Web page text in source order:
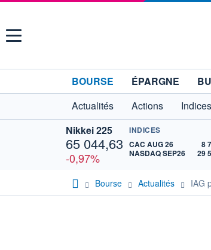
Menu
BOURSE ÉPARGNE
Actualités
Actions Indices
Nikkei 225
65 044,63
-0,97%
INDICES
CAC AUG 26
8
NASDAQ SEP26
29
Bourse Actualités IAG